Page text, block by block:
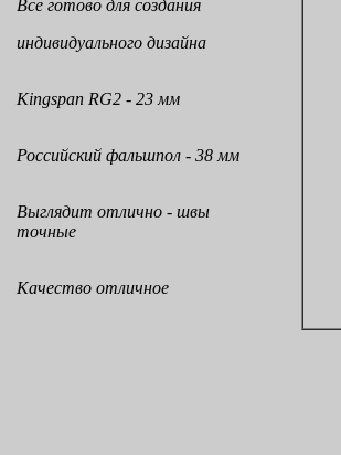
Все готово для создания
индивидуального дизайна
Kingspan RG2 - 23 мм
Российский фальшпол - 38 мм
Выглядит отлично - швы
точные
Качество отличное